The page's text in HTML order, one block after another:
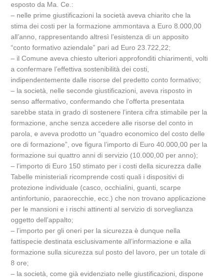
esposto da Ma. Ce.:
– nelle prime giustificazioni la società aveva chiarito che la
stima dei costi per la formazione ammontava a Euro 8.000,00
all’anno, rappresentando altresì l’esistenza di un apposito
“conto formativo aziendale” pari ad Euro 23.722,22;
– il Comune aveva chiesto ulteriori approfonditi chiarimenti, volti
a confermare l’effettiva sostenibilità dei costi,
indipendentemente dalle risorse del predetto conto formativo;
– la società, nelle seconde giustificazioni, aveva risposto in
senso affermativo, confermando che l’offerta presentata
sarebbe stata in grado di sostenere l’intera cifra stimabile per la
formazione, anche senza accedere alle risorse del conto in
parola, e aveva prodotto un “quadro economico del costo delle
ore di formazione”, ove figura l’importo di Euro 40.000,00 per la
formazione sui quattro anni di servizio (10.000,00 per anno);
– l’importo di Euro 150 stimato per i costi della sicurezza dalle
Tabelle ministeriali ricomprende costi quali i dispositivi di
protezione individuale (casco, occhialini, guanti, scarpe
antinfortunio, paraorecchie, ecc.) che non trovano applicazione
per le mansioni e i rischi attinenti al servizio di sorveglianza
oggetto dell’appalto;
– l’importo per gli oneri per la sicurezza è dunque nella
fattispecie destinata esclusivamente all’informazione e alla
formazione sulla sicurezza sul posto del lavoro, per un totale di
8 ore;
– la società, come già evidenziato nelle giustificazioni, dispone